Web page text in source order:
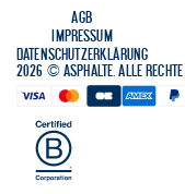
AGB
Impressum
Datenschutzerklärung
2026 © Asphalte. Alle Rechte